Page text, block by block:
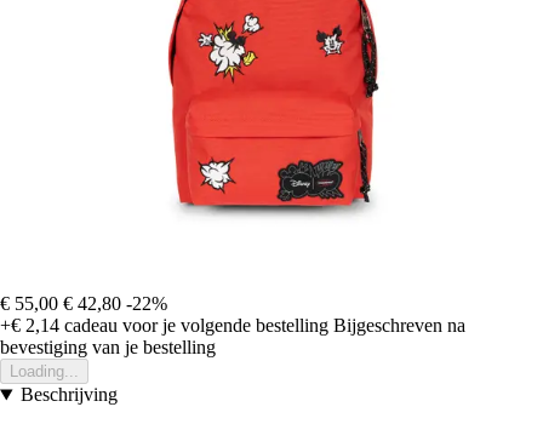
€ 55,00 € 42,80 -22%
+€ 2,14 cadeau voor je volgende bestelling Bijgeschreven na
bevestiging van je bestelling
Loading...
Beschrijving